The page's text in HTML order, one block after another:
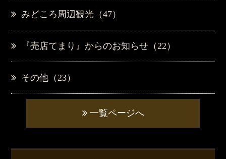
みどころ周辺観光（47）
『売店てまり』からのお知らせ（22）
その他（23）
一覧ページへ